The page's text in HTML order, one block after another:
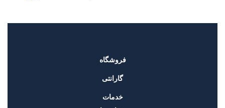
فروشگاه
گارانتی
خدمات